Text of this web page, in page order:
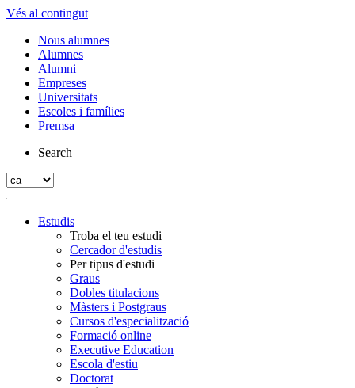
Vés al contingut
Nous alumnes
Alumnes
Alumni
Empreses
Universitats
Escoles i famílies
Premsa
Search
Estudis
Troba el teu estudi
Cercador d'estudis
Per tipus d'estudi
Graus
Dobles titulacions
Màsters i Postgraus
Cursos d'especialització
Formació online
Executive Education
Escola d'estiu
Doctorat